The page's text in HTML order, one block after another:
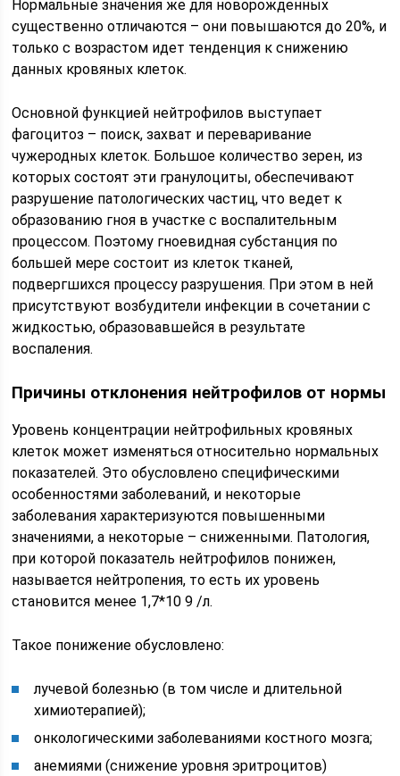
Нормальные значения же для новорожденных
существенно отличаются – они повышаются до 20%, и
только с возрастом идет тенденция к снижению
данных кровяных клеток.
Основной функцией нейтрофилов выступает
фагоцитоз – поиск, захват и переваривание
чужеродных клеток. Большое количество зерен, из
которых состоят эти гранулоциты, обеспечивают
разрушение патологических частиц, что ведет к
образованию гноя в участке с воспалительным
процессом. Поэтому гноевидная субстанция по
большей мере состоит из клеток тканей,
подвергшихся процессу разрушения. При этом в ней
присутствуют возбудители инфекции в сочетании с
жидкостью, образовавшейся в результате
воспаления.
Причины отклонения нейтрофилов от нормы
Уровень концентрации нейтрофильных кровяных
клеток может изменяться относительно нормальных
показателей. Это обусловлено специфическими
особенностями заболеваний, и некоторые
заболевания характеризуются повышенными
значениями, а некоторые – сниженными. Патология,
при которой показатель нейтрофилов понижен,
называется нейтропения, то есть их уровень
становится менее 1,7*10 9 /л.
Такое понижение обусловлено:
лучевой болезнью (в том числе и длительной
химиотерапией);
онкологическими заболеваниями костного мозга;
анемиями (снижение уровня эритроцитов)